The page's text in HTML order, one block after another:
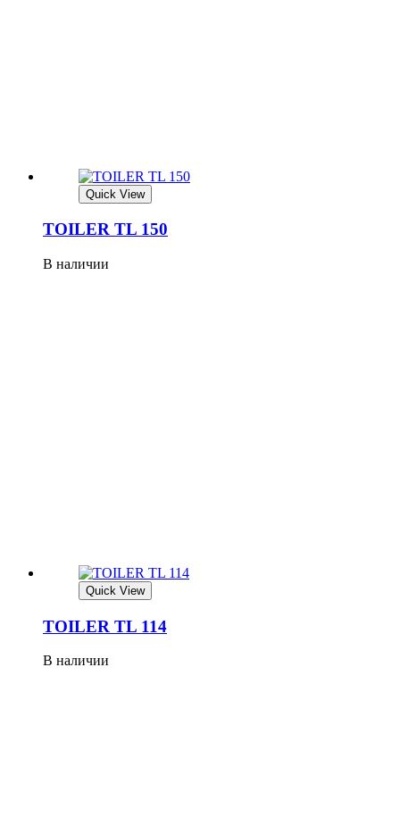
Quick View
TOILER TL 150
В наличии
Quick View
TOILER TL 114
В наличии